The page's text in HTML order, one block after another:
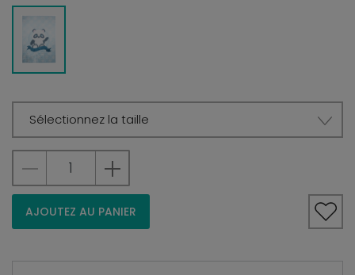
Sélectionnez la taille
AJOUTEZ AU PANIER